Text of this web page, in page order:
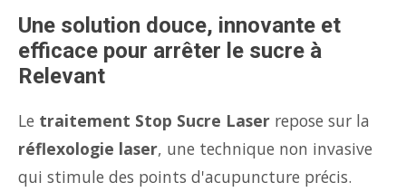
Une solution douce, innovante et
efficace pour arrêter le sucre à
Relevant
Le traitement Stop Sucre Laser repose sur la
réflexologie laser, une technique non invasive
qui stimule des points d'acupuncture précis.